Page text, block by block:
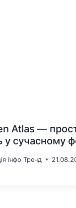
Atlas —
у сучасному
Інфо Тренд